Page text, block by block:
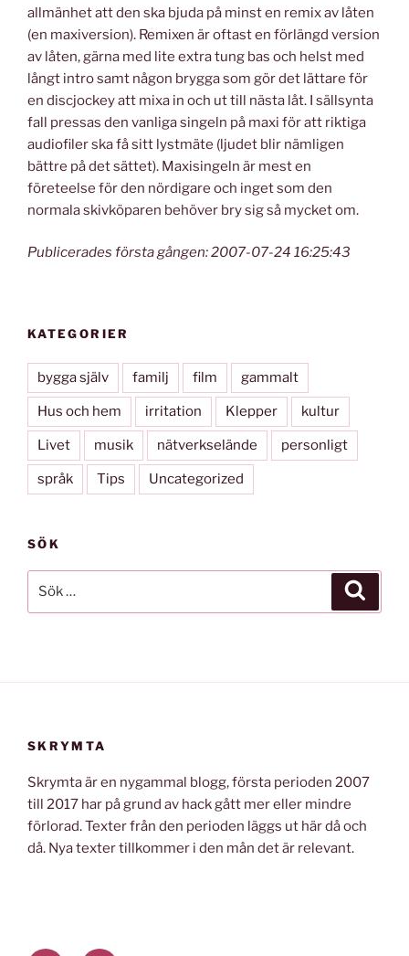
allmänhet att den ska bjuda på minst en remix av låten
(en maxiversion). Remixen är oftast en förlängd version
av låten, gärna med lite extra tung bas och helst med
långt intro samt någon brygga som gör det lättare för
en discjockey att mixa in och ut till nästa låt. I sällsynta
fall pressas den vanliga singeln på maxi för att riktiga
audiofiler ska få sitt lystmäte (ljudet blir nämligen
bättre på det sättet). Maxisingeln är mest en
företeelse för den nördigare och inget som den
normala skivköparen behöver bry sig så mycket om.
Publicerades första gången: 2007-07-24 16:25:43
KATEGORIER
bygga själv familj film gammalt
Hus och hem irritation Klepper kultur
Livet musik nätverkselände personligt
språk Tips Uncategorized
SÖK
efter:
SKRYMTA
Skrymta är en nygammal blogg, första perioden 2007
till 2017 har på grund av hack gått mer eller mindre
förlorad. Texter från den perioden läggs ut här då och
då. Nya texter tillkommer i den mån det är relevant.